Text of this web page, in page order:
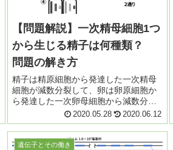
【問題解説】一次精母細胞1つ
から生じる精子は何種類？
問題の解き方
精子は精原細胞から発達した一次精母
細胞が減数分裂して、卵は卵原細胞か
ら発達した一次卵母細胞から減数分裂
してできますね。 この場合に、「1つ
の一次精母細胞からできる精子の遺伝
子型は？」と聞かれて混乱してしまう
方が多いようです。 ...
2020.05.28 2020.06.12
遺伝子とその働き